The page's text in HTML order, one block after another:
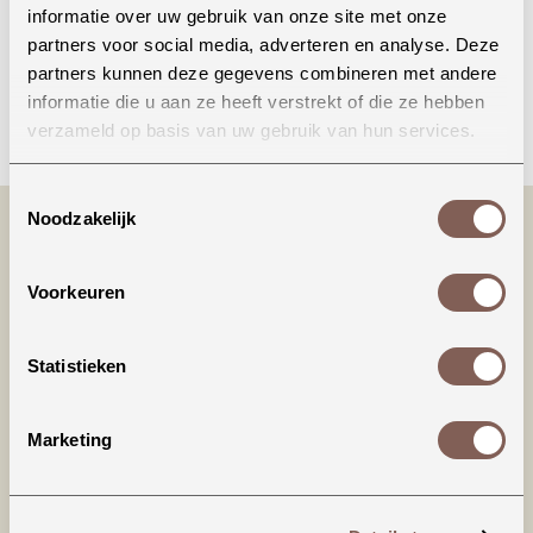
informatie over uw gebruik van onze site met onze
partners voor social media, adverteren en analyse. Deze
partners kunnen deze gegevens combineren met andere
informatie die u aan ze heeft verstrekt of die ze hebben
verzameld op basis van uw gebruik van hun services.
Noodzakelijk
Voorkeuren
Statistieken
Marketing
Bellen
Productinformatie
House of Jamie | Lace Skirt